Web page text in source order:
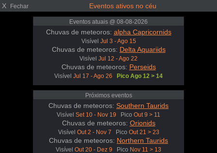
X Fechar Eventos ativos no céu
Eventos atuais @ 08-08-2026
Chuvas de meteoros: alpha Capricornids
Visível Jul 3 - Ago 15
Chuvas de meteoros: Delta Aquariids
Visível Jul 12 - Ago 22
Chuvas de meteoros: Perseids
Visível Jul 17 - Ago 26 Pico Ago 12 > 14
Próximos eventos
Chuvas de meteoros: Southern Taurids
Visível Set 10 - Nov 19 Pico Out 9 > 11
Chuvas de meteoros: Orionids
Visível Out 2 - Nov 7 Pico Out 21 > 23
Chuvas de meteoros: Northern Taurids
Visível Out 20 - Dez 9 Pico Nov 11 > 13